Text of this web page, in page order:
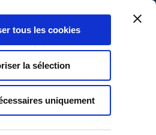
tous les cookies
la sélection
uniquement
0
Panier
0
liste